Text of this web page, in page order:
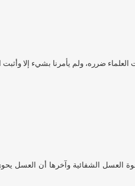
العلماء ضرره، ولم يأمرنا بشيء إلا وأثبت
العسل الشفائية وآخرها أن العسل